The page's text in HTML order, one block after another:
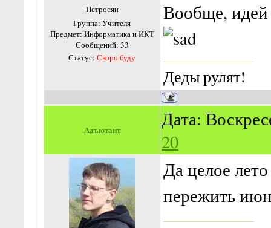
Петросян
Группа: Учителя
Предмет: Информатика и ИКТ
Сообщений: 33
Статус: Скоро буду
Вообще,
Деды рулят!
Адъютант
Дата:
20
Да целое
пережить